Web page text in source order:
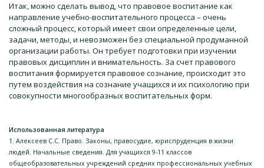
Итак, можно сделать вывод, что правовое воспитание как
направление учебно-воспитательного процесса – очень
сложный процесс, который имеет свои определенные цели,
задачи, методы, и невозможен без специальной продуманной
организации работы. Он требует подготовки при изучении
правовых дисциплин и внимательность. За счет правового
воспитания формируется правовое сознание, происходит это
путем воздействия на сознание учащихся и их психологию при
совокупности многообразных воспитательных форм.
Использованная литература
1. Алексеев С.С. Право. Законы, правосудие, юриспруденция в жизни
людей. Начальные сведения. Для учащихся 9-11 классов
общеобразовательных учреждений средних профессиональных учебных